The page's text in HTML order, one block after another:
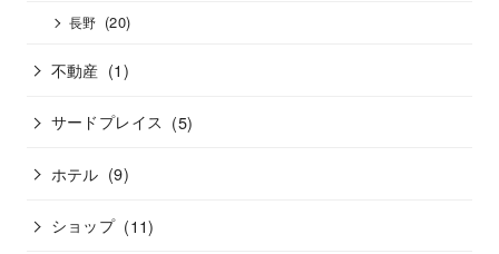
長野 (20)
不動産 (1)
サードプレイス (5)
ホテル (9)
ショップ (11)